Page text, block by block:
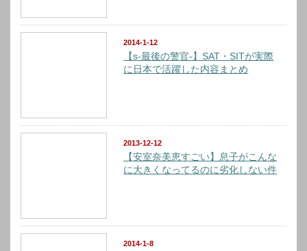
2014-1-12
【s-最後の警官-】SAT・SITが実際
に日本で活躍した内容まとめ
2013-12-12
【安室奈美恵すごい】息子がこんな
に大きくなってるのに劣化しない件
2014-1-8